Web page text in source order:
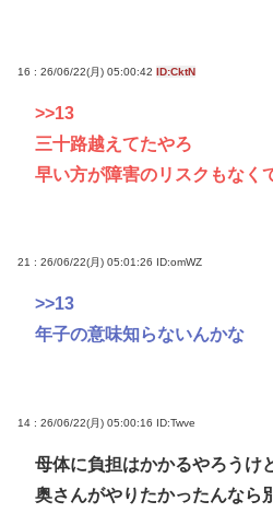
16 : 26/06/22(月) 05:00:42 ID:CktN
>>13
三十路越えてたやろ
早い方が障害のリスクもなく
21 : 26/06/22(月) 05:01:26 ID:omWZ
>>13
年子の意味知らないんかな
14 : 26/06/22(月) 05:00:16 ID:Twve
母体に負担はかかるやろうけ
奥さんがやりたかったんなら